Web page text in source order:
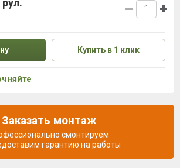
Купить в 1 клик
Заказать монтаж
смонтируем
гарантию на работы